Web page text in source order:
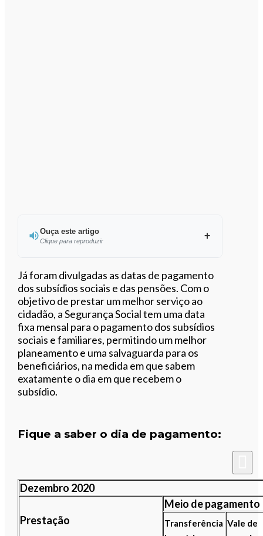
Ouça este artigo
Clique para reproduzir
Ouvir este artigo
Já foram divulgadas as datas de pagamento
dos subsídios sociais e das pensões. Com o
objetivo de prestar um melhor serviço ao
cidadão, a Segurança Social tem uma data
fixa mensal para o pagamento dos subsídios
sociais e familiares, permitindo um melhor
planeamento e uma salvaguarda para os
beneficiários, na medida em que sabem
exatamente o dia em que recebem o
subsídio.
Fique a saber o dia de pagamento:
Dezembro 2020
Prestação
Meio de pagamento
Transferência Vale de